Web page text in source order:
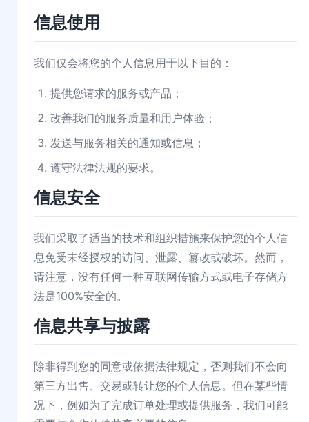
信息使用
我们仅会将您的个人信息用于以下目的：
提供您请求的服务或产品；
改善我们的服务质量和用户体验；
发送与服务相关的通知或信息；
遵守法律法规的要求。
信息安全
我们采取了适当的技术和组织措施来保护您的个人信
息免受未经授权的访问、泄露、篡改或破坏。然而，
请注意，没有任何一种互联网传输方式或电子存储方
法是100%安全的。
信息共享与披露
除非得到您的同意或依据法律规定，否则我们不会向
第三方出售、交易或转让您的个人信息。但在某些情
况下，例如为了完成订单处理或提供服务，我们可能